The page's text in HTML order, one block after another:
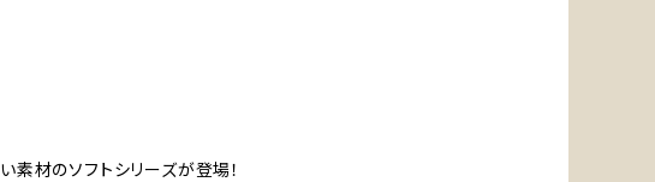
材のソフトシリーズが登場！